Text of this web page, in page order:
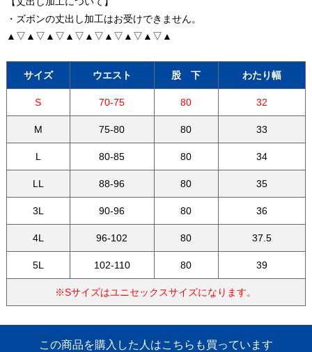
・ズボンの丈出し加工はお受けできません。
▲▽▲▽▲▽▲▽▲▽▲▽▲▽▲▽▲
サイズ ウエスト 股 下 わたり幅
S 70-75 80 32
M 75-80 80 33
L 80-85 80 34
LL 88-96 80 35
3L 90-96 80 36
4L 96-102 80 37.5
5L 102-110 80 39
※Sサイズはユニセックスサイズになります。
この商品を購入した人はこちらも買っています